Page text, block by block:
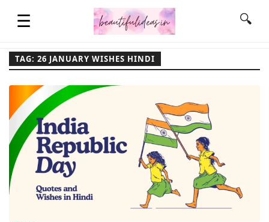
☰
QUOTES
LIFESTYLE
FASHION & STYLE
🔍
TAG: 26 JANUARY WISHES HINDI